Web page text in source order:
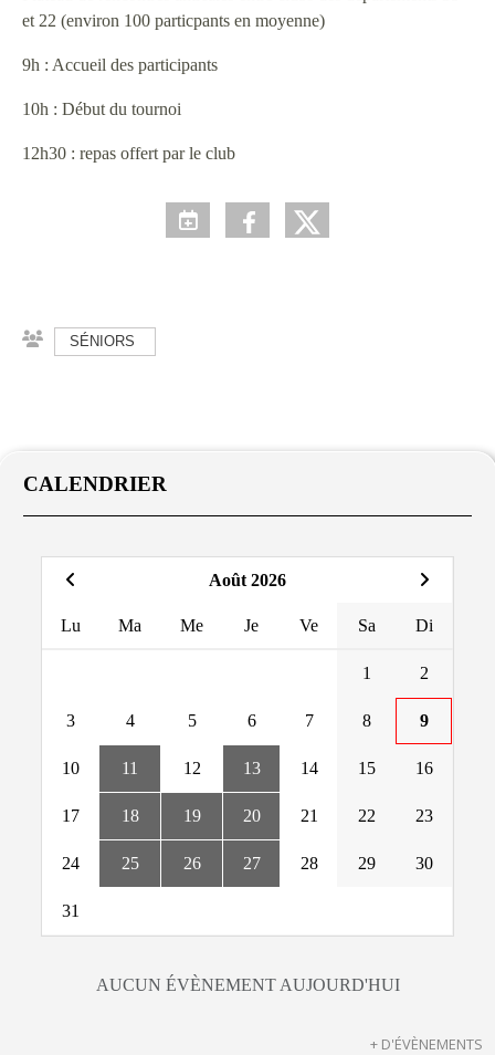
et 22 (environ 100 particpants en moyenne)
9h : Accueil des participants
10h : Début du tournoi
12h30 : repas offert par le club
SÉNIORS
CALENDRIER
Août 2026
Lu Ma Me Je Ve Sa Di
1 2
3 4 5 6 7 8 9
10 11 12 13 14 15 16
17 18 19 20 21 22 23
24 25 26 27 28 29 30
31
AUCUN ÉVÈNEMENT AUJOURD'HUI
+ D'ÉVÈNEMENTS